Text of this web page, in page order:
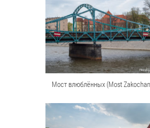
Мост влюблённых (Most